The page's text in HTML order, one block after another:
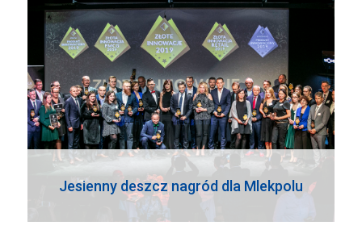
Jesienny deszcz nagród dla Mlekpolu